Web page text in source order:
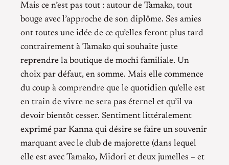
Mais ce n’est pas tout : autour de Tamako, tout
bouge avec l’approche de son diplôme. Ses amies
ont toutes une idée de ce qu’elles feront plus tard
contrairement à Tamako qui souhaite juste
reprendre la boutique de mochi familiale. Un
choix par défaut, en somme. Mais elle commence
du coup à comprendre que le quotidien qu’elle est
en train de vivre ne sera pas éternel et qu’il va
devoir bientôt cesser. Sentiment littéralement
exprimé par Kanna qui désire se faire un souvenir
marquant avec le club de majorette (dans lequel
elle est avec Tamako, Midori et deux jumelles – et